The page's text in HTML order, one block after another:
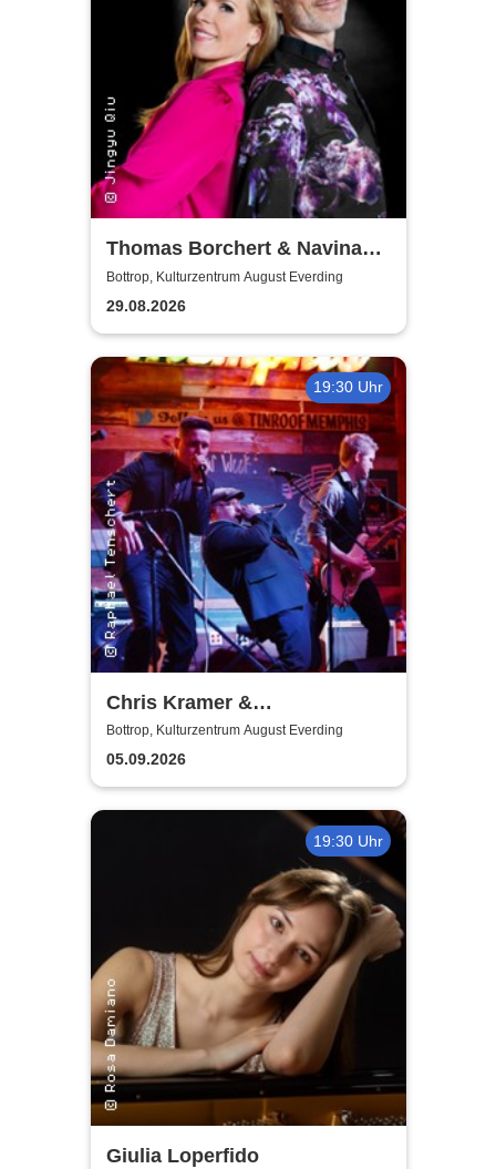
Thomas Borchert & Navina
Heyne - Mr. & Mrs. Musical
Bottrop, Kulturzentrum August Everding
29.08.2026
19:30 Uhr
Chris Kramer &
Beatbox'n'Blues
Bottrop, Kulturzentrum August Everding
05.09.2026
19:30 Uhr
Giulia Loperfido